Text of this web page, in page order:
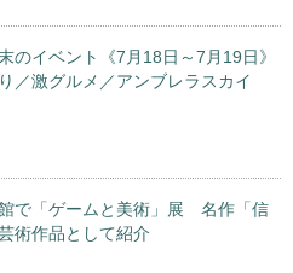
のイベント《7月18日～7月19日》
／激グルメ／アンブレラスカイ
で「ゲームと美術」展 名作「信
術作品として紹介